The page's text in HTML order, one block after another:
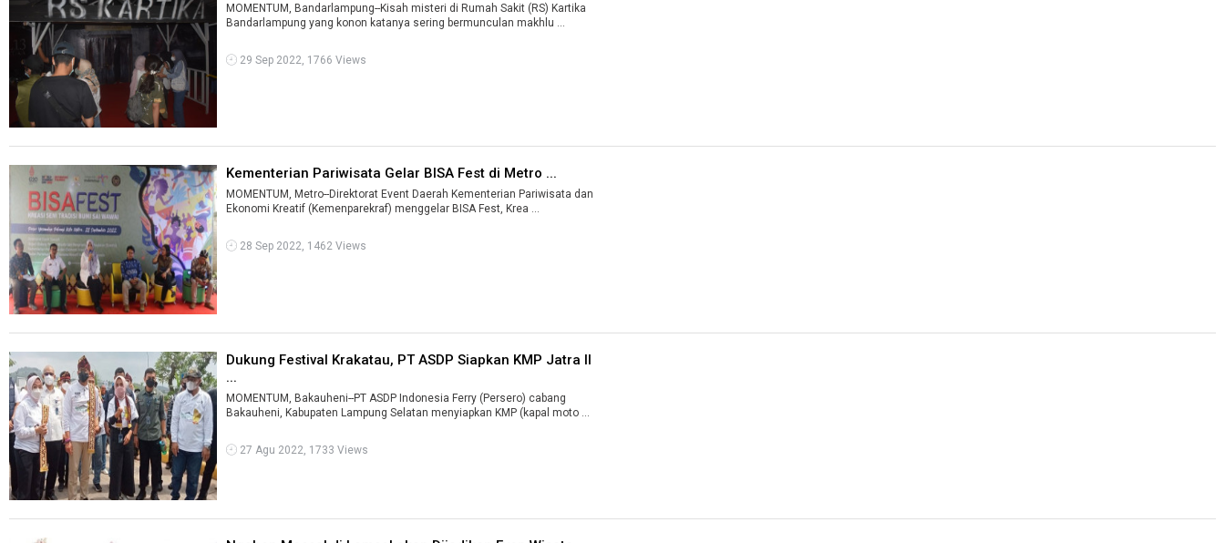
MOMENTUM, Bandarlampung--Kisah misteri di Rumah Sakit (RS) Kartika
Bandarlampung yang konon katanya sering bermunculan makhlu ...
29 Sep 2022, 1766 Views
Kementerian Pariwisata Gelar BISA Fest di Metro ...
MOMENTUM, Metro--Direktorat Event Daerah Kementerian Pariwisata dan
Ekonomi Kreatif (Kemenparekraf) menggelar BISA Fest, Krea ...
28 Sep 2022, 1462 Views
Dukung Festival Krakatau, PT ASDP Siapkan KMP Jatra II
...
MOMENTUM, Bakauheni--PT ASDP Indonesia Ferry (Persero) cabang
Bakauheni, Kabupaten Lampung Selatan menyiapkan KMP (kapal moto ...
27 Agu 2022, 1733 Views